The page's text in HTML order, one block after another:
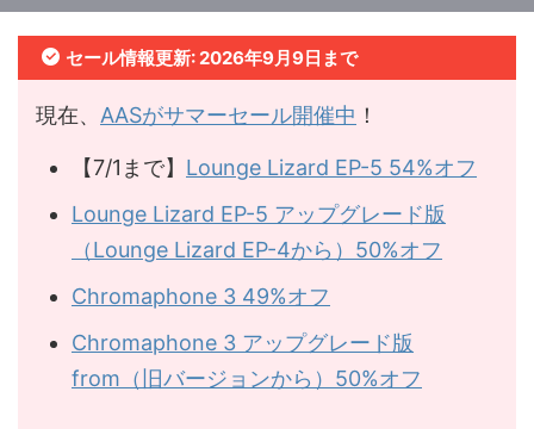
セール情報更新: 2026年9月9日まで
現在、 AASがサマーセール開催中 ！
【7/1まで】 Lounge Lizard EP-5 54%オフ
Lounge Lizard EP-5 アップグレード版
（Lounge Lizard EP-4から）50%オフ
Chromaphone 3 49%オフ
Chromaphone 3 アップグレード版
from（旧バージョンから）50%オフ